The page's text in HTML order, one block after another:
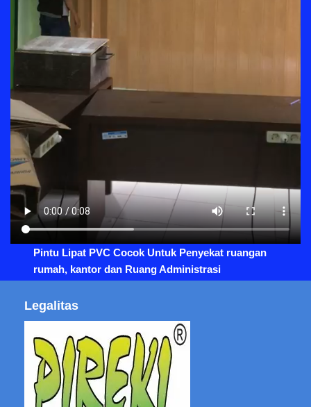
Pintu Lipat PVC Cocok Untuk Penyekat ruangan
rumah, kantor dan Ruang Administrasi
Legalitas